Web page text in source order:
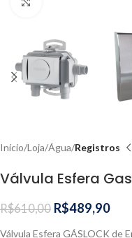
Início Loja Água Registros
Válvula Esfera
R$610,00 R$489,90
Válvula Esfera GÁSLOCK de